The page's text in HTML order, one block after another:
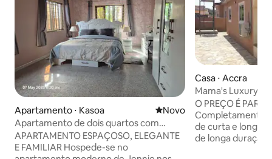
Apartamento ⋅ Kasoa Novo lugar para ficar
Novo
Apartamento de dois quartos com
banheiro privativo em Kasoa Amanfrom
APARTAMENTO ESPAÇOSO, ELEGANTE
E FAMILIAR Hospede-se no
Casa ⋅ Accra
Mama's Luxury
O PREÇO É PARA
Completamente
de curta e longa
de longa